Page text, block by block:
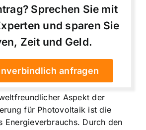
Sprechen Sie mit
und sparen Sie
Zeit und Geld.
anfragen
Aspekt der
für Photovoltaik ist die
Energieverbrauchs. Durch den